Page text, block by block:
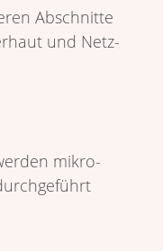
Abschnitte
und Netz­
mikro­